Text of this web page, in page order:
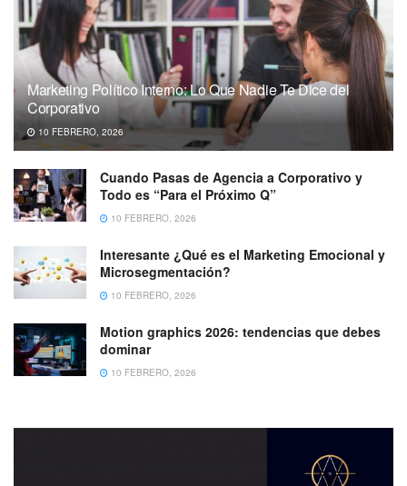
Marketing Político Interno: Lo Que Nadie Te Dice del
Corporativo
10 FEBRERO, 2026
Cuando Pasas de Agencia a Corporativo y
Todo es “Para el Próximo Q”
10 FEBRERO, 2026
Interesante ¿Qué es el Marketing Emocional y
Microsegmentación?
10 FEBRERO, 2026
Motion graphics 2026: tendencias que debes
dominar
10 FEBRERO, 2026